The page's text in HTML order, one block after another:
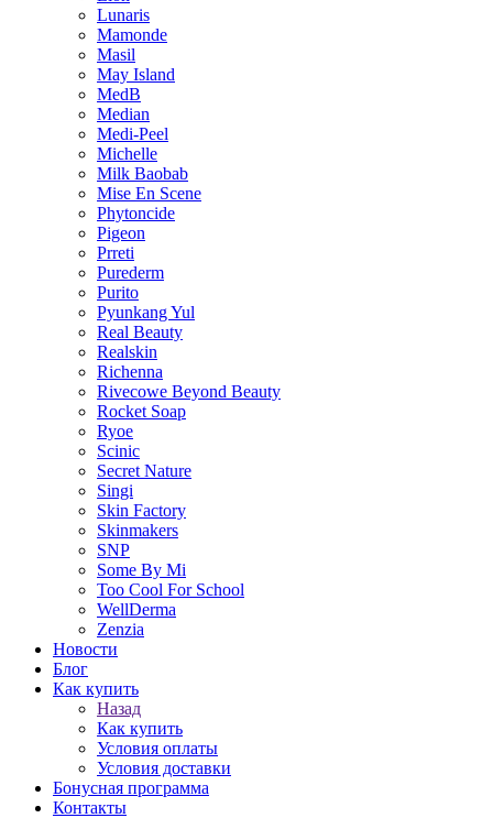
Lunaris
Mamonde
Masil
May Island
MedB
Median
Medi-Peel
Michelle
Milk Baobab
Mise En Scene
Phytoncide
Pigeon
Prreti
Purederm
Purito
Pyunkang Yul
Real Beauty
Realskin
Richenna
Rivecowe Beyond Beauty
Rocket Soap
Ryoe
Scinic
Secret Nature
Singi
Skin Factory
Skinmakers
SNP
Some By Mi
Too Cool For School
WellDerma
Zenzia
Новости
Блог
Как купить
Назад
Как купить
Условия оплаты
Условия доставки
Бонусная программа
Контакты